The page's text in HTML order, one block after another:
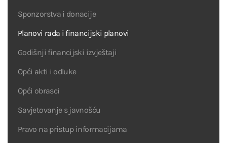
Sponzorstva i donacije
Planovi rada i financijski planovi
Godišnji financijski izvještaji
Opći akti i odluke
Opći obrasci
Savjetovanje s javnošću
Pravo na pristup informacijama